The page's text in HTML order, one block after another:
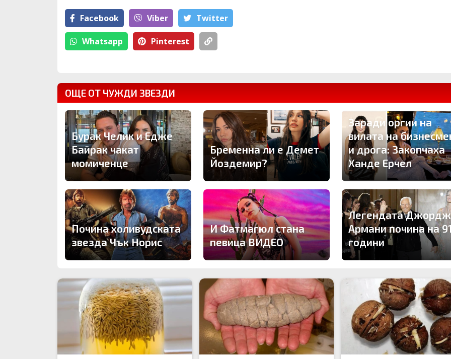
Facebook Viber Тwitter
Whatsapp Pinterest
ОЩЕ ОТ ЧУЖДИ ЗВЕЗДИ
Бурак Челик и Едже
Байрак чакат
момиченце
Бременна ли е Демет
Йоздемир?
Заради оргии на
вилата на
и дрога: Закопчаха
Ханде Ерчел
Почина холивудската
звезда Чък Норис
И Фатмагюл стана
певица ВИДЕО
Легендата
Армани почина на
години